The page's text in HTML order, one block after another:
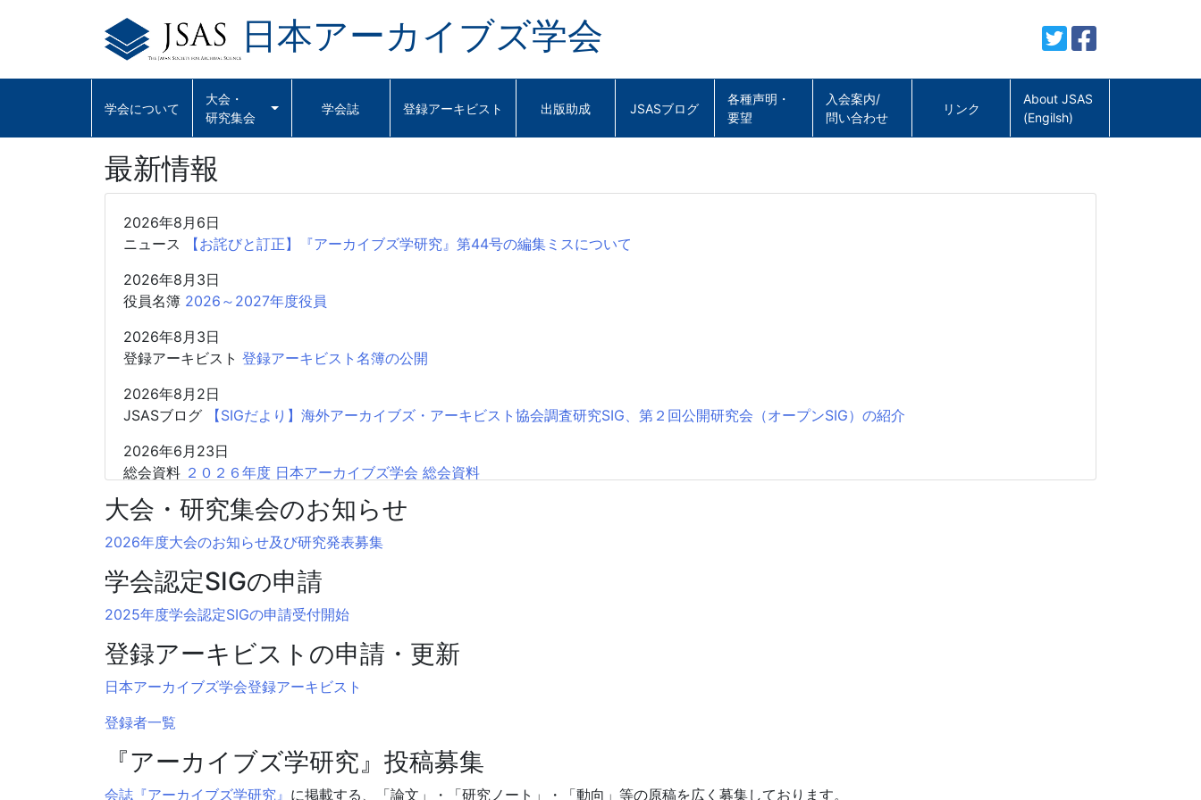
日本アーカイブズ学会
学会について
大会・
研究集会
学会誌 登録アーキビスト 出版助成 JSASブログ
各種声明・
要望
入会案内/
問い合わせ
リンク
About JSAS
(Engilsh)
最新情報
2026年8月6日
ニュース
【お詫びと訂正】『アーカイブズ学研究』第44号の編集ミスについて
2026年8月3日
役員名簿 2026～2027年度役員
2026年8月3日
登録アーキビスト 登録アーキビスト名簿の公開
2026年8月2日
JSASブログ
【SIGだより】海外アーカイブズ・アーキビスト協会調査研究SIG、第２回公開研究会（オープンSIG）の紹介
2026年6月23日
総会資料 ２０２６年度 日本アーカイブズ学会 総会資料
2026年6月10日
2026年5月13日
JSASブログ【SIGだより】海外アーカイブズ・アーキビスト協会調査研究SIG、2026年大会SIGフォーラムでの活動紹介
2026年4月20日
ニュース
大会会場での忘れ物のお知らせ
2026年3月4日
ニュースJSAS「登録アーキビスト資格制度の現状とこれからを考えるフォーラム」のご案内
2026年2月15日
大会・研究集会のお知らせ
2026年度大会のお知らせ及び研究発表募集
学会認定SIGの申請
2025年度学会認定SIGの申請受付開始
登録アーキビストの申請・更新
日本アーカイブズ学会登録アーキビスト
登録者一覧
『アーカイブズ学研究』投稿募集
会誌『アーカイブズ学研究』 に掲載する、「論文」・「研究ノート」・「動向」等の原稿を広く募集しております。